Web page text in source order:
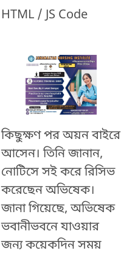
HTML / JS Code
কিছুক্ষণ পর অয়ন বাইরে
আসেন। তিনি জানান,
নোটিসে সই করে রিসিভ
করেছেন অভিষেক।
জানা গিয়েছে, অভিষেক
ভবানীভবনে যাওয়ার
জন্য কয়েকদিন সময়